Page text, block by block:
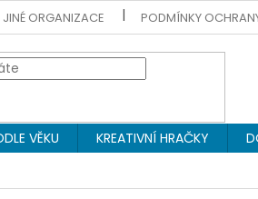
ORGANIZACE PODMÍNKY
VĚKU KREATIVNÍ HRAČKY